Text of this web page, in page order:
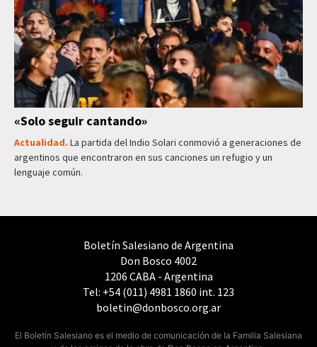
«Solo seguir cantando»
Actualidad. La partida del Indio Solari conmovió a generaciones de
argentinos que encontraron en sus canciones un refugio y un
lenguaje común.
Boletín Salesiano de Argentina
Don Bosco 4002
1206 CABA - Argentina
Tel: +54 (011) 4981 1860 int. 123
boletin@donbosco.org.ar
El Boletín Salesiano es el medio de comunicación de la Familia Salesiana